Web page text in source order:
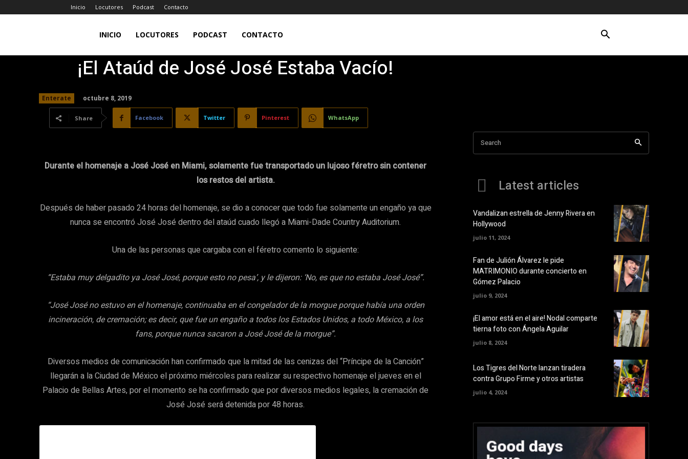
Inicio Locutores Podcast Contacto
JEFA
98.7FM
INICIO LOCUTORES PODCAST CONTACTO
¡El Ataúd de José José Estaba Vacío!
Enterate octubre 8, 2019
Share Facebook Twitter Pinterest WhatsApp
Durante el homenaje a José José en Miami, solamente fue transportado un lujoso féretro sin contener
los restos del artista.
Después de haber pasado 24 horas del homenaje, se dio a conocer que todo fue solamente un engaño ya que
nunca se encontró José José dentro del ataúd cuado llegó a Miami-Dade Country Auditorium.
Una de las personas que cargaba con el féretro comento lo siguiente:
“Estaba muy delgadito ya José José, porque esto no pesa’, y le dijeron: ‘No, es que no estaba José José”.
“José José no estuvo en el homenaje, continuaba en el congelador de la morgue porque había una orden
incineración, de cremación; es decir, que fue un engaño a todos los Estados Unidos, a todo México, a los
fans, porque nunca sacaron a José José de la morgue”.
Diversos medios de comunicación han confirmado que la mitad de las cenizas del “Príncipe de la Canción”
llegarán a la Ciudad de México el próximo miércoles para realizar su respectivo homenaje el jueves en el
Palacio de Bellas Artes, por el momento se ha confirmado que por diversos medios legales, la cremación de
José José será detenida por 48 horas.
Search
Latest articles
Vandalizan estrella de Jenny Rivera en
Hollywood
julio 11, 2024
Fan de Julión Álvarez le pide
MATRIMONIO durante concierto en
Gómez Palacio
julio 9, 2024
¡El amor está en el aire! Nodal comparte
tierna foto con Ángela Aguilar
julio 8, 2024
Los Tigres del Norte lanzan tiradera
contra Grupo Firme y otros artistas
julio 4, 2024